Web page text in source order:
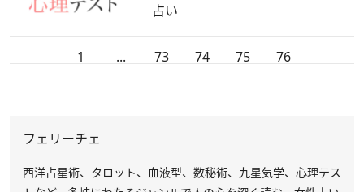
占い
1 ... 73 74 75 76
フェリーチェ
西洋占星術、タロット、血液型、数秘術、九星気学、心理テス